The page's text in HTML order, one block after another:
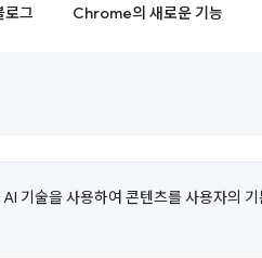
로그 Chrome의 새로운 기능
기술을 사용하여 콘텐츠를 사용자의